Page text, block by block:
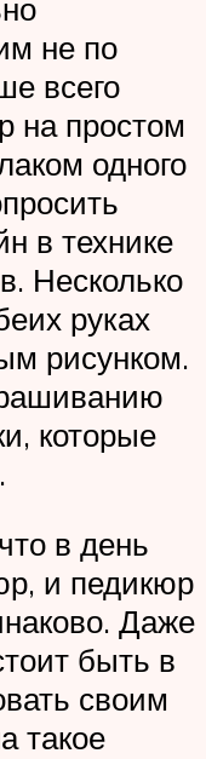
не по
всего
на простом
одного
в технике
Несколько
руках
рисунком.
которые
в день
и педикюр
Даже
быть в
своим
такое